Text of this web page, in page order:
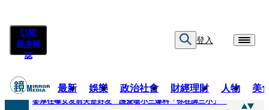
訂閱
紙本雜
誌
登入
最新 娛樂 政治社會 財經理財 人物 美
快訊
姜厚任曝女友前夫是好友 護愛嗆小三爆料「你在講三小」